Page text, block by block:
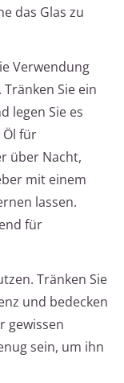
das Glas zu
Verwendung
Sie ein
legen Sie es
Öl für
über Nacht,
mit einem
lassen.
für
Tränken Sie
und bedecken
gewissen
sein, um ihn